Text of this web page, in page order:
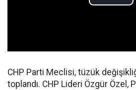
CHP Parti Meclisi, tüzük
toplandı. CHP Lideri Özgür Özel,